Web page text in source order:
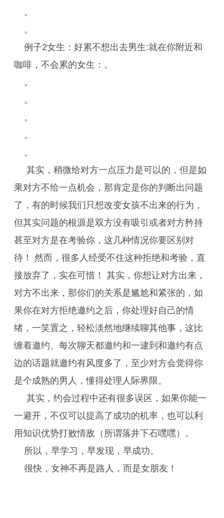
。
。
例子2女生：好累不想出去男生:就在你附近和
咖啡，不会累的女生：。
。
。
。
。
。
其实，稍微给对方一点压力是可以的，但是如
果对方不给一点机会，那肯定是你的判断出问题
了，有的时候我们只想改变女孩不出来的行为，
但其实问题的根源是双方没有吸引或者对方矜持
甚至对方是在考验你，这几种情况你要区别对
待！ 然而，很多人经受不住这种拒绝和考验，直
接放弃了，实在可惜！ 其实，你想让对方出来，
对方不出来，那你们的关系是尴尬和紧张的，如
果你在对方拒绝邀约之后，你处理好自己的情
绪，一笑置之，轻松淡然地继续聊其他事，这比
缠着邀约、每次聊天都邀约和一逮到和邀约有点
边的话题就邀约有风度多了，至少对方会觉得你
是个成熟的男人，懂得处理人际界限。
其实，约会过程中还有很多误区，如果你能一
一避开，不仅可以提高了成功的机率，也可以利
用知识优势打败情敌（所谓落井下石嘿嘿）。
所以，早学习，早发现，早成功。
很快，女神不再是路人，而是女朋友！